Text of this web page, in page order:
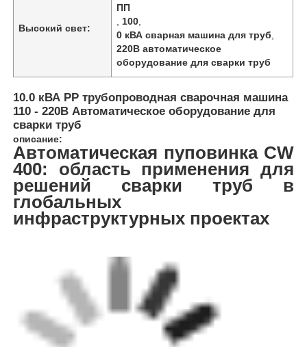
Главная страница
Продукция
Высокий свет:
ПП
100
0 кВА сварная машина для труб
220В автоматическое
оборудование для сварки труб
10.0 кВА PP трубопроводная сварочная машина
110 - 220В Автоматическое оборудование для
сварки труб
описание:
Автоматическая пуповинка CW
400: область применения для
решений сварки труб в
глобальных
инфраструктурных проектах